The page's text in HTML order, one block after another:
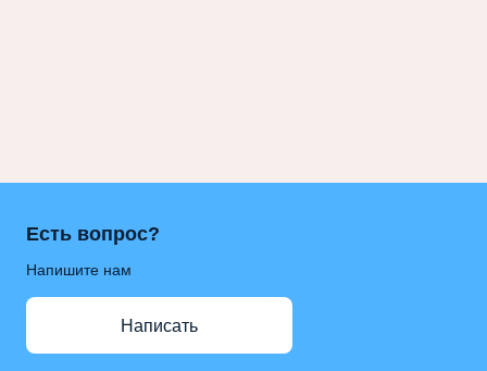
Есть вопрос?
Напишите нам
Написать